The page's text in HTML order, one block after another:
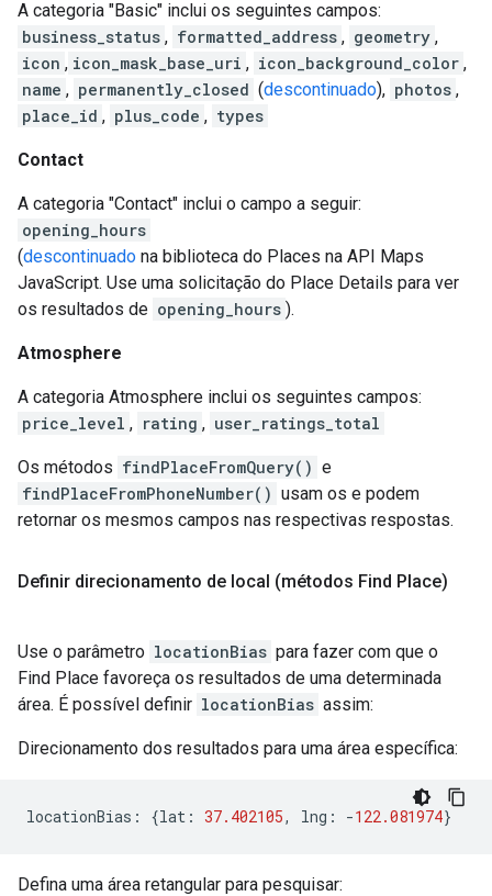
A categoria "Basic" inclui os seguintes campos:
business_status , formatted_address , geometry ,
icon , icon_mask_base_uri , icon_background_color ,
name , permanently_closed (descontinuado), photos ,
place_id , plus_code , types
Contact
A categoria "Contact" inclui o campo a seguir:
opening_hours
(descontinuado na biblioteca do Places na API Maps
JavaScript. Use uma solicitação do Place Details para ver
os resultados de opening_hours ).
Atmosphere
A categoria Atmosphere inclui os seguintes campos:
price_level , rating , user_ratings_total
Os métodos findPlaceFromQuery() e
findPlaceFromPhoneNumber() usam os e podem
retornar os mesmos campos nas respectivas respostas.
Definir direcionamento de local (métodos Find Place)
Use o parâmetro locationBias para fazer com que o
Find Place favoreça os resultados de uma determinada
área. É possível definir locationBias assim:
Direcionamento dos resultados para uma área específica:
locationBias : {lat : 37.402105, lng : -122.081974}
Defina uma área retangular para pesquisar: